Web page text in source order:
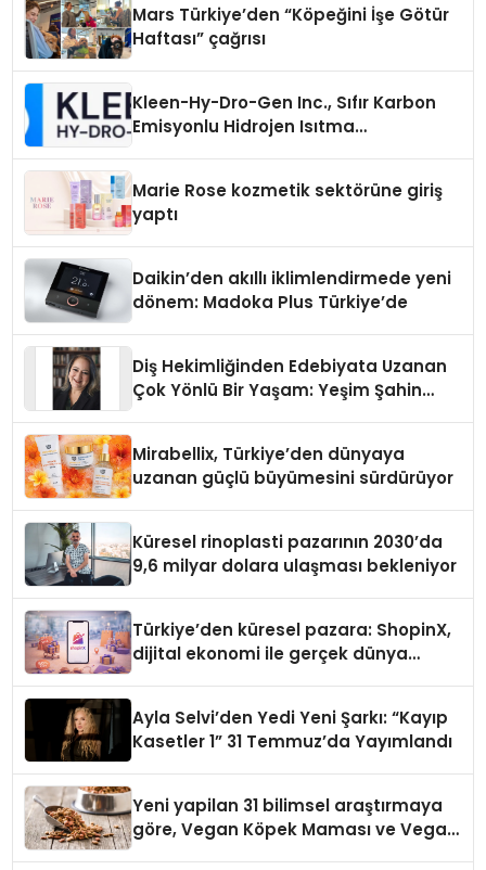
Mars Türkiye’den “Köpeğini İşe Götür
Haftası” çağrısı
Kleen-Hy-Dro-Gen Inc., Sıfır Karbon
Emisyonlu Hidrojen Isıtma
Marie Rose kozmetik sektörüne giriş
yaptı
Daikin’den akıllı iklimlendirmede yeni
dönem: Madoka Plus Türkiye’de
Diş Hekimliğinden Edebiyata Uzanan
Çok Yönlü Bir Yaşam: Yeşim Şahin
Mirabellix, Türkiye’den dünyaya
uzanan güçlü büyümesini sürdürüyor
Küresel rinoplasti pazarının 2030’da
9,6 milyar dolara ulaşması bekleniyor
Türkiye’den küresel pazara: ShopinX,
dijital ekonomi ile gerçek dünya
Ayla Selvi’den Yedi Yeni Şarkı: “Kayıp
Kasetler 1” 31 Temmuz’da Yayımlandı
Yeni yapilan 31 bilimsel araştırmaya
göre, Vegan Köpek Maması ve Vegan